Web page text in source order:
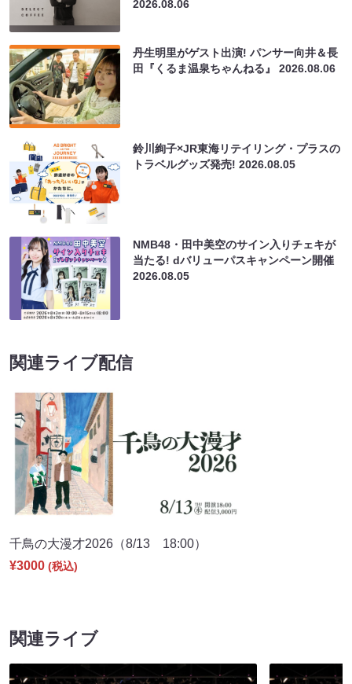
2026.08.06
丹生明里がゲスト出演! パンサー向井＆長
田『くるま温泉ちゃんねる』2026.08.06
鈴川絢子×JR東海リテイリング・プラスの
トラベルグッズ発売!2026.08.05
NMB48・田中美空のサイン入りチェキが
当たる! dバリューパスキャンペーン開催
2026.08.05
関連ライブ配信
千鳥の大漫才2026（8/13 18:00）
¥3000 (税込)
関連ライブ